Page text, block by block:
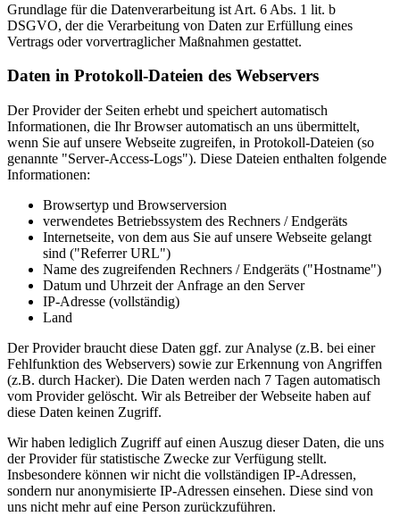
Grundlage für die Datenverarbeitung ist Art. 6 Abs. 1 lit. b
DSGVO, der die Verarbeitung von Daten zur Erfüllung eines
Vertrags oder vorvertraglicher Maßnahmen gestattet.
Daten in Protokoll-Dateien des Webservers
Der Provider der Seiten erhebt und speichert automatisch
Informationen, die Ihr Browser automatisch an uns übermittelt,
wenn Sie auf unsere Webseite zugreifen, in Protokoll-Dateien (so
genannte "Server-Access-Logs"). Diese Dateien enthalten folgende
Informationen:
Browsertyp und Browserversion
verwendetes Betriebssystem des Rechners / Endgeräts
Internetseite, von dem aus Sie auf unsere Webseite gelangt
sind ("Referrer URL")
Name des zugreifenden Rechners / Endgeräts ("Hostname")
Datum und Uhrzeit der Anfrage an den Server
IP-Adresse (vollständig)
Land
Der Provider braucht diese Daten ggf. zur Analyse (z.B. bei einer
Fehlfunktion des Webservers) sowie zur Erkennung von Angriffen
(z.B. durch Hacker). Die Daten werden nach 7 Tagen automatisch
vom Provider gelöscht. Wir als Betreiber der Webseite haben auf
diese Daten keinen Zugriff.
Wir haben lediglich Zugriff auf einen Auszug dieser Daten, die uns
der Provider für statistische Zwecke zur Verfügung stellt.
Insbesondere können wir nicht die vollständigen IP-Adressen,
sondern nur anonymisierte IP-Adressen einsehen. Diese sind von
uns nicht mehr auf eine Person zurückzuführen.